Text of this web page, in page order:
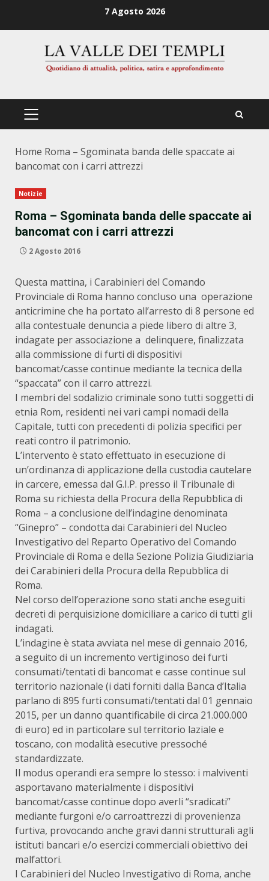
7 Agosto 2026
PRIMÄRES
Home Roma – Sgominata banda delle spaccate ai
bancomat con i carri attrezzi
Notizie
Roma – Sgominata banda delle spaccate ai
bancomat con i carri attrezzi
2 Agosto 2016
Questa mattina, i Carabinieri del Comando
Provinciale di Roma hanno concluso una operazione
anticrimine che ha portato all’arresto di 8 persone ed
alla contestuale denuncia a piede libero di altre 3,
indagate per associazione a delinquere, finalizzata
alla commissione di furti di dispositivi
bancomat/casse continue mediante la tecnica della
“spaccata” con il carro attrezzi.
I membri del sodalizio criminale sono tutti soggetti di
etnia Rom, residenti nei vari campi nomadi della
Capitale, tutti con precedenti di polizia specifici per
reati contro il patrimonio.
L’intervento è stato effettuato in esecuzione di
un’ordinanza di applicazione della custodia cautelare
in carcere, emessa dal G.I.P. presso il Tribunale di
Roma su richiesta della Procura della Repubblica di
Roma – a conclusione dell’indagine denominata
“Ginepro” – condotta dai Carabinieri del Nucleo
Investigativo del Reparto Operativo del Comando
Provinciale di Roma e della Sezione Polizia Giudiziaria
dei Carabinieri della Procura della Repubblica di
Roma.
Nel corso dell’operazione sono stati anche eseguiti
decreti di perquisizione domiciliare a carico di tutti gli
indagati.
L’indagine è stata avviata nel mese di gennaio 2016,
a seguito di un incremento vertiginoso dei furti
consumati/tentati di bancomat e casse continue sul
territorio nazionale (i dati forniti dalla Banca d’Italia
parlano di 895 furti consumati/tentati dal 01 gennaio
2015, per un danno quantificabile di circa 21.000.000
di euro) ed in particolare sul territorio laziale e
toscano, con modalità esecutive pressoché
standardizzate.
Il modus operandi era sempre lo stesso: i malviventi
asportavano materialmente i dispositivi
bancomat/casse continue dopo averli “sradicati”
mediante furgoni e/o carroattrezzi di provenienza
furtiva, provocando anche gravi danni strutturali agli
istituti bancari e/o esercizi commerciali obiettivo dei
malfattori.
I Carabinieri del Nucleo Investigativo di Roma, anche